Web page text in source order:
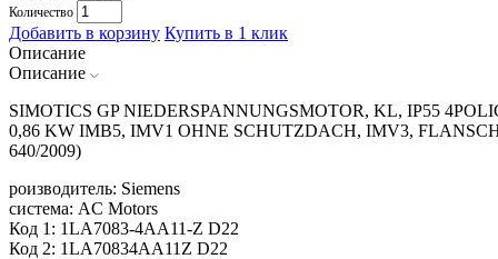
Количество
Добавить в корзину Купить в 1 клик
Описание
Описание
SIMOTICS GP NIEDERSPANNUNGSMOTOR, KL, IP55
0,86 KW IMB5, IMV1 OHNE SCHUTZDACH, IMV3,
640/2009)
роизводитель: Siemens
система: AC Motors
Код 1: 1LA7083-4AA11-Z D22
Код 2: 1LA70834AA11Z D22